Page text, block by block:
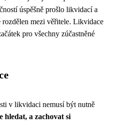
úspěšně prošlo likvidací a
mezi věřitele. Likvidace
pro všechny zúčastněné
v likvidaci nemusí být nutně
hledat, a zachovat si